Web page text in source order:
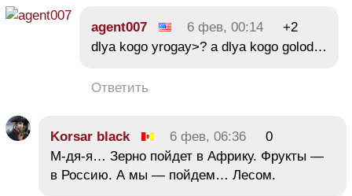
agent007 6 фев, 00:14
+2
dlya kogo yrogay>? a dlya kogo golod…
Ответить
Korsar black 6 фев, 06:36
0
М-дя-я… Зерно пойдет в Африку. Фрукты —
в Россию. А мы — пойдем… Лесом.